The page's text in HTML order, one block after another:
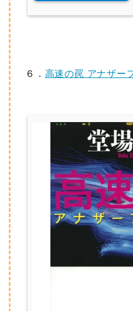
６． 高速の罠 アナザー